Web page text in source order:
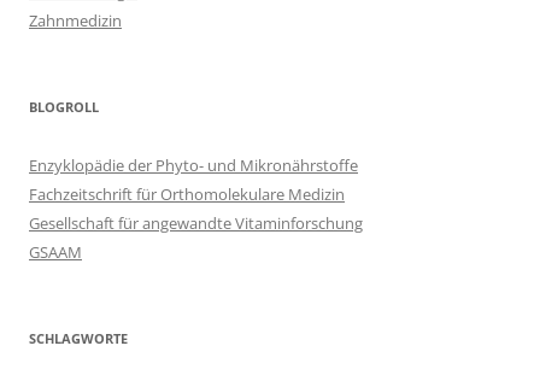
Zahnmedizin
BLOGROLL
Enzyklopädie der Phyto- und Mikronährstoffe
Fachzeitschrift für Orthomolekulare Medizin
Gesellschaft für angewandte Vitaminforschung
GSAAM
SCHLAGWORTE